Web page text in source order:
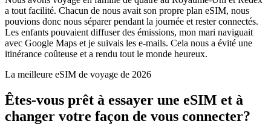
a tout facilité. Chacun de nous avait son propre plan eSIM, nous
pouvions donc nous séparer pendant la journée et rester connectés.
Les enfants pouvaient diffuser des émissions, mon mari naviguait
avec Google Maps et je suivais les e-mails. Cela nous a évité une
itinérance coûteuse et a rendu tout le monde heureux.
La meilleure eSIM de voyage de 2026
Êtes-vous prêt à essayer une eSIM et à
changer votre façon de vous connecter?